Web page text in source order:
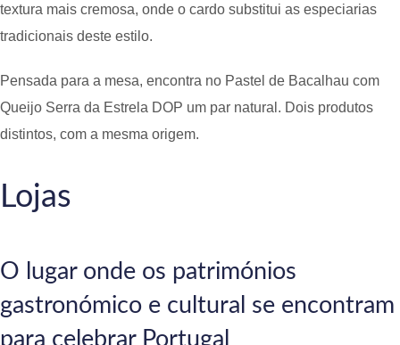
textura mais cremosa, onde o cardo substitui as especiarias
tradicionais deste estilo.
Pensada para a mesa, encontra no Pastel de Bacalhau com
Queijo Serra da Estrela DOP um par natural. Dois produtos
distintos, com a mesma origem.
Lojas
O lugar onde os patrimónios
gastronómico e cultural se encontram
para celebrar Portugal